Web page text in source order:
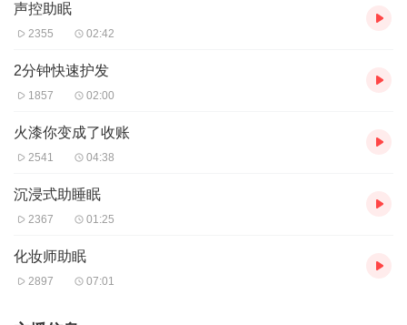
声控助眠
2355 02:42
2分钟快速护发
1857 02:00
火漆你变成了收账
2541 04:38
沉浸式助睡眠
2367 01:25
化妆师助眠
2897 07:01